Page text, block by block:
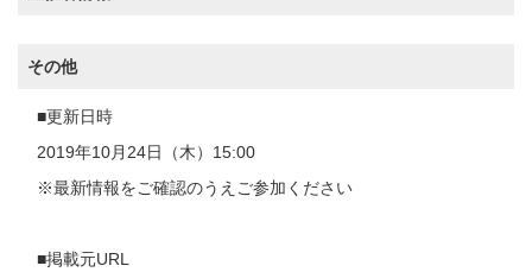
その他
■更新日時
2019年10月24日（木）15:00
※最新情報をご確認のうえご参加ください
■掲載元URL